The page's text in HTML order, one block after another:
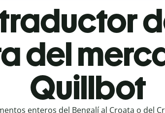
del
Quillbot
enteros del Bengalí al Croata o del